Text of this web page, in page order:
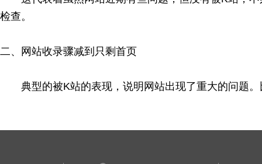
检查。
二、网站收录骤减到只剩首页
典型的被K站的表现，说明网站出现了重大的问题。